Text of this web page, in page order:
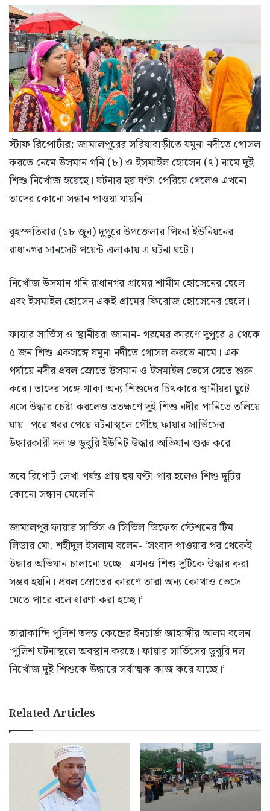
স্টাফ রিপোর্টার: জামালপুরের সরিষাবাড়ীতে যমুনা নদীতে গোসল
করতে নেমে উসমান গনি (৮) ও ইসমাইল হোসেন (৭) নামে দুই
শিশু নিখোঁজ হয়েছে। ঘটনার ছয় ঘণ্টা পেরিয়ে গেলেও এখনো
তাদের কোনো সন্ধান পাওয়া যায়নি।
বৃহস্পতিবার (১৮ জুন) দুপুরে উপজেলার পিংনা ইউনিয়নের
রাধানগর সানসেট পয়েন্ট এলাকায় এ ঘটনা ঘটে।
নিখোঁজ উসমান গনি রাধানগর গ্রামের শামীম হোসেনের ছেলে
এবং ইসমাইল হোসেন একই গ্রামের ফিরোজ হোসেনের ছেলে।
ফায়ার সার্ভিস ও স্থানীয়রা জানান- গরমের কারণে দুপুরে ৪ থেকে
৫ জন শিশু একসঙ্গে যমুনা নদীতে গোসল করতে নামে। এক
পর্যায়ে নদীর প্রবল স্রোতে উসমান ও ইসমাইল ভেসে যেতে শুরু
করে। তাদের সঙ্গে থাকা অন্য শিশুদের চিৎকারে স্থানীয়রা ছুটে
এসে উদ্ধার চেষ্টা করলেও ততক্ষণে দুই শিশু নদীর পানিতে তলিয়ে
যায়। পরে খবর পেয়ে ঘটনাস্থলে পৌঁছে ফায়ার সার্ভিসের
উদ্ধারকারী দল ও ডুবুরি ইউনিট উদ্ধার অভিযান শুরু করে।
তবে রিপোর্ট লেখা পর্যন্ত প্রায় ছয় ঘণ্টা পার হলেও শিশু দুটির
কোনো সন্ধান মেলেনি।
জামালপুর ফায়ার সার্ভিস ও সিভিল ডিফেন্স স্টেশনের টিম
লিডার মো. শহীদুল ইসলাম বলেন- ‘সংবাদ পাওয়ার পর থেকেই
উদ্ধার অভিযান চালানো হচ্ছে। এখনও শিশু দুটিকে উদ্ধার করা
সম্ভব হয়নি। প্রবল স্রোতের কারণে তারা অন্য কোথাও ভেসে
যেতে পারে বলে ধারণা করা হচ্ছে।’
তারাকান্দি পুলিশ তদন্ত কেন্দ্রের ইনচার্জ জাহাঙ্গীর আলম বলেন-
‘পুলিশ ঘটনাস্থলে অবস্থান করছে। ফায়ার সার্ভিসের ডুবুরি দল
নিখোঁজ দুই শিশুকে উদ্ধারে সর্বাত্মক কাজ করে যাচ্ছে।’
Related Articles